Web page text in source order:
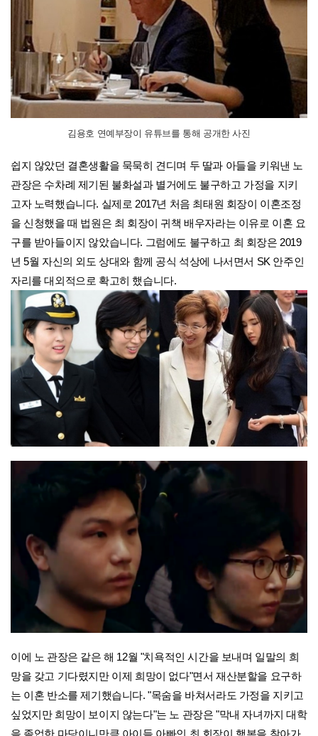
김용호 연예부장이 유튜브를 통해 공개한 사진
쉽지 않았던 결혼생활을 묵묵히 견디며 두 딸과 아들을 키워낸 노
관장은 수차례 제기된 불화설과 별거에도 불구하고 가정을 지키
고자 노력했습니다. 실제로 2017년 처음 최태원 회장이 이혼조정
을 신청했을 때 법원은 최 회장이 귀책 배우자라는 이유로 이혼 요
구를 받아들이지 않았습니다. 그럼에도 불구하고 최 회장은 2019
년 5월 자신의 외도 상대와 함께 공식 석상에 나서면서 SK 안주인
자리를 대외적으로 확고히 했습니다.
이에 노 관장은 같은 해 12월 "치욕적인 시간을 보내며 일말의 희
망을 갖고 기다렸지만 이제 희망이 없다"면서 재산분할을 요구하
는 이혼 반소를 제기했습니다. "목숨을 바쳐서라도 가정을 지키고
싶었지만 희망이 보이지 않는다"는 노 관장은 "막내 자녀까지 대학
을 졸업한 마당이니만큼 아이들 아빠인 최 회장이 행복을 찾아가